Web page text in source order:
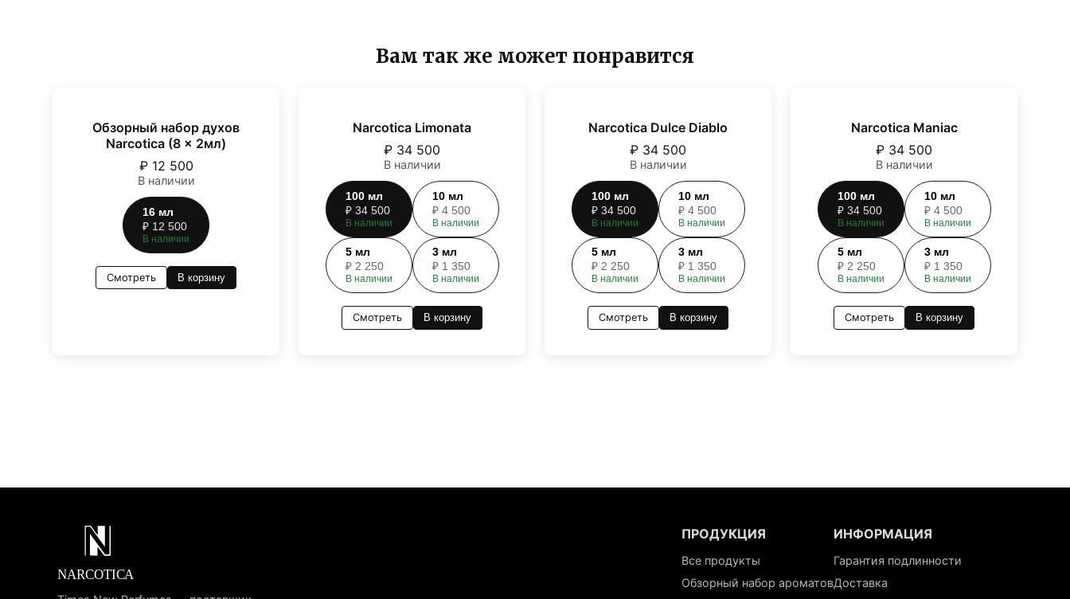
Вам так же может понравится
Обзорный набор духов
Narcotica (8 x 2мл)
₽ 12 500
В наличии
16 мл
₽ 12 500
В наличии
Смотреть В корзину
Narcotica Limonata
₽ 34 500
В наличии
100мл
₽ 34 500
В наличии
10мл
₽ 4 500
В наличии
5мл
₽ 2 250
В наличии
3мл
₽ 1 350
В наличии
Смотреть В корзину
Narcotica Dulce Diablo
₽ 34 500
В наличии
100мл
₽ 34 500
В наличии
10мл
₽ 4 500
В наличии
5мл
₽ 2 250
В наличии
3мл
₽ 1 350
В наличии
Смотреть В корзину
Narcotica Maniac
₽ 34 500
В наличии
100мл
₽ 34 500
В наличии
10мл
₽ 4 500
В наличии
5мл
₽ 2 250
В наличии
3мл
₽ 1 350
В наличии
Смотреть В корзину
ПРОДУКЦИЯ
Все продукты
Обзорный набор ароматов
ИНФОРМАЦИЯ
Гарантия подлинности
Доставка